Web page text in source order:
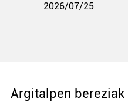
2026/07/25
Argitalpen bereziak